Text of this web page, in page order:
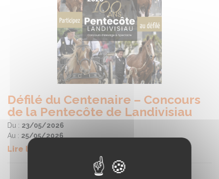
Défilé du Centenaire – Concours
de la Pentecôte de Landivisiau
Du : 23/05/2026
Au : 25/05/2026
Lire la suite